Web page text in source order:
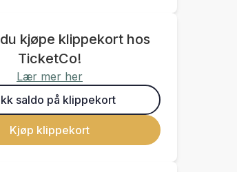
kjøpe klippekort hos
TicketCo!
Lær mer her
saldo på klippekort
Kjøp klippekort